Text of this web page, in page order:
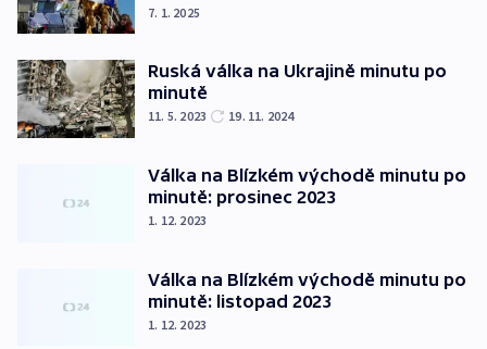
7. 1. 2025
Ruská válka na Ukrajině minutu po
minutě
11. 5. 2023 19. 11. 2024
Válka na Blízkém východě minutu po
minutě: prosinec 2023
1. 12. 2023
Válka na Blízkém východě minutu po
minutě: listopad 2023
1. 12. 2023